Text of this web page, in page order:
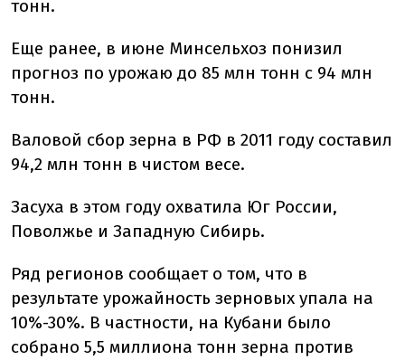
тонн.
Еще ранее, в июне Минсельхоз понизил
прогноз по урожаю до 85 млн тонн с 94 млн
тонн.
Валовой сбор зерна в РФ в 2011 году составил
94,2 млн тонн в чистом весе.
Засуха в этом году охватила Юг России,
Поволжье и Западную Сибирь.
Ряд регионов сообщает о том, что в
результате урожайность зерновых упала на
10%-30%. В частности, на Кубани было
собрано 5,5 миллиона тонн зерна против